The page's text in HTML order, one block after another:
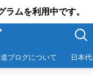
ムを利用中です。
ブログについて 日本